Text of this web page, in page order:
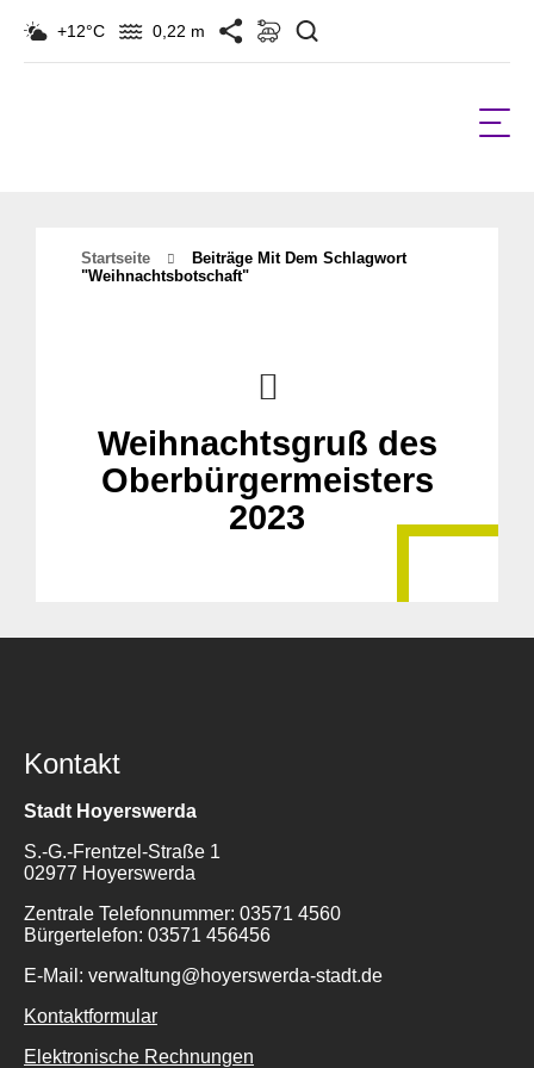
+12°C 0,22 m
Startseite
Beiträge Mit Dem Schlagwort
"weihnachtsbotschaft"
Weihnachtsgruß des
Oberbürgermeisters
2023
Kontakt
Stadt Hoyerswerda
S.-G.-Frentzel-Straße 1
02977 Hoyerswerda
Zentrale Telefonnummer: 03571 4560
Bürgertelefon: 03571 456456
E-Mail: verwaltung@hoyerswerda-stadt.de
Kontaktformular
Elektronische Rechnungen